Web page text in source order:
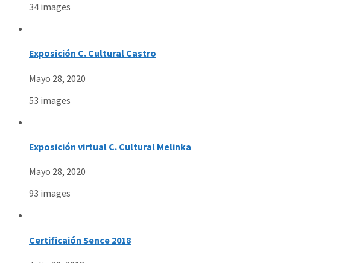
34 images
Exposición C. Cultural Castro
Mayo 28, 2020
53 images
Exposición virtual C. Cultural Melinka
Mayo 28, 2020
93 images
Certificaión Sence 2018